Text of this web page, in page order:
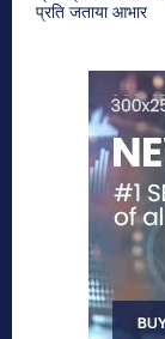
प्रति जताया आभार